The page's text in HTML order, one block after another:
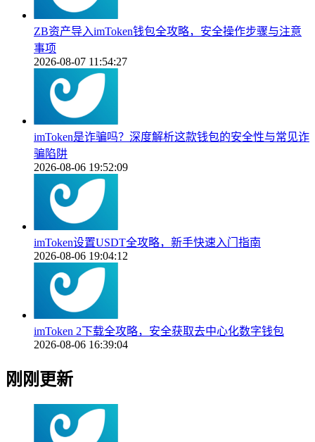
ZB资产导入imToken钱包全攻略，安全操作步骤与注意
事项
2026-08-07 11:54:27
imToken是诈骗吗？深度解析这款钱包的安全性与常见诈
骗陷阱
2026-08-06 19:52:09
imToken设置USDT全攻略，新手快速入门指南
2026-08-06 19:04:12
imToken 2下载全攻略，安全获取去中心化数字钱包
2026-08-06 16:39:04
刚刚更新